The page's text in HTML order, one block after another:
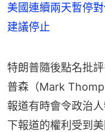
美國連續兩天暫停
建議停止
特朗普隨後點名批
普森（Mark
報道有時會令政治
下報道的權利受到